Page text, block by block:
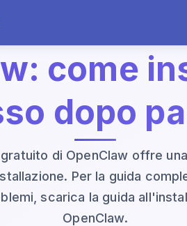
come
dopo
di OpenClaw offre
Per la guida
scarica la guida
OpenClaw.